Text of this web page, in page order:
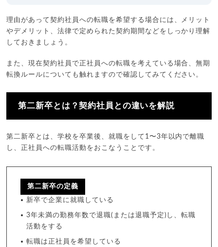
理由があって契約社員への転職を希望する場合には、メリット
やデメリット、法律で定められた契約期間などをしっかり理解
しておきましょう。
また、現在契約社員で正社員への転職を考えている場合、無期
転換ルールについても触れますので確認してみてください。
第二新卒とは？契約社員との違いを解説
第二新卒とは、学校を卒業後、就職をして1〜3年以内で離職
し、正社員への転職活動をおこなうことです。
第二新卒の定義
新卒で企業に就職している
3年未満の勤務年数で退職(または退職予定)し、転職
活動をする
転職は正社員を希望している